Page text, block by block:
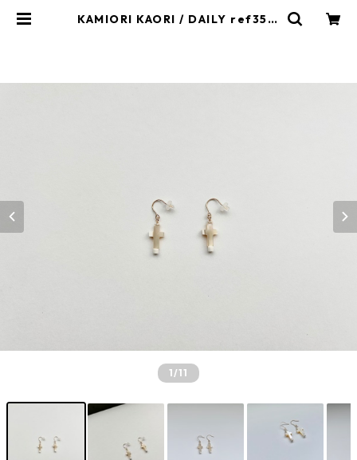
KAMIORI KAORI / DAILY ref35 p
1/11